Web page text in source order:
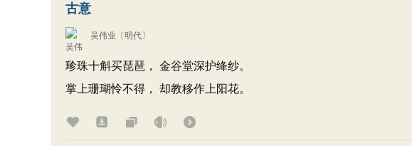
古意
吴伟业 〔明代〕
珍珠十斛买琵琶， 金谷堂深护绛纱。
掌上珊瑚怜不得， 却教移作上阳花。